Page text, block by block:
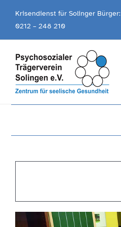
Krisendienst für Solinger Bürger:
0212 – 248 210